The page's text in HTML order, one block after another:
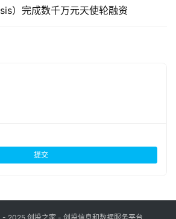
）完成数千万元天使轮融资
提交